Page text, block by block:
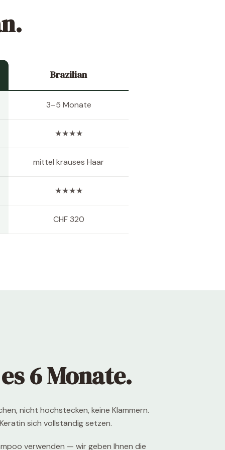
Brazilian
3–5 Monate
★★★★
mittel krauses Haar
★★★★
CHF 320
6 Monate.
nicht hochstecken, keine Klammern.
sich vollständig setzen.
verwenden — wir geben Ihnen die